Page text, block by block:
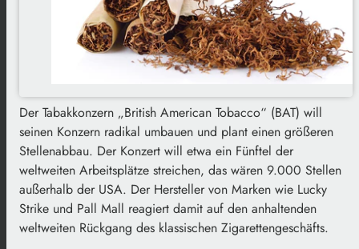
Der Tabakkonzern „British American Tobacco“ (BAT) will
seinen Konzern radikal umbauen und plant einen größeren
Stellenabbau. Der Konzert will etwa ein Fünftel der
weltweiten Arbeitsplätze streichen, das wären 9.000 Stellen
außerhalb der USA. Der Hersteller von Marken wie Lucky
Strike und Pall Mall reagiert damit auf den anhaltenden
weltweiten Rückgang des klassischen Zigarettengeschäfts.